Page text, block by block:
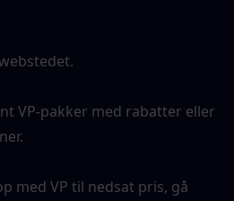
VP-pakker med rabatter eller
med VP til nedsat pris, gå